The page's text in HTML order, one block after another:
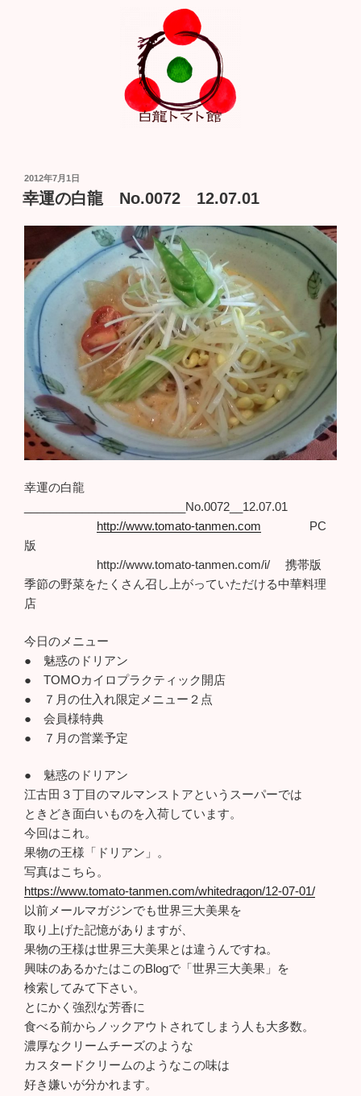
投
稿
日:
2012年7月1日
幸運の白龍 No.0072 12.07.01
幸運の白龍
_________________________No.0072__12.07.01
http://www.tomato-tanmen.com PC
版
http://www.tomato-tanmen.com/i/ 携帯版
季節の野菜をたくさん召し上がっていただける中華料理
店
今日のメニュー
● 魅惑のドリアン
● TOMOカイロプラクティック開店
● ７月の仕入れ限定メニュー２点
● 会員様特典
● ７月の営業予定
● 魅惑のドリアン
江古田３丁目のマルマンストアというスーパーでは
ときどき面白いものを入荷しています。
今回はこれ。
果物の王様「ドリアン」。
写真はこちら。
https://www.tomato-tanmen.com/whitedragon/12-07-01/
以前メールマガジンでも世界三大美果を
取り上げた記憶がありますが、
果物の王様は世界三大美果とは違うんですね。
興味のあるかたはこのBlogで「世界三大美果」を
検索してみて下さい。
とにかく強烈な芳香に
食べる前からノックアウトされてしまう人も大多数。
濃厚なクリームチーズのような
カスタードクリームのようなこの味は
好き嫌いが分かれます。